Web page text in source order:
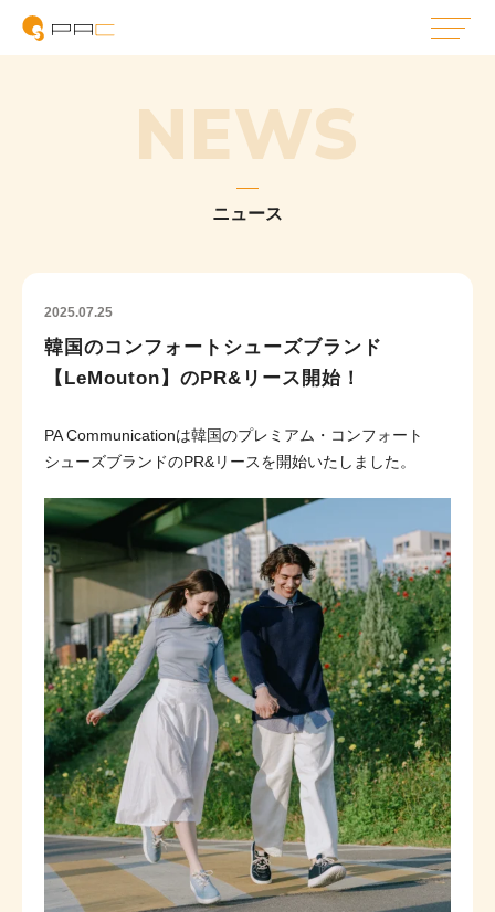
NEWS
ニュース
2025.07.25
韓国のコンフォートシューズブランド
【LeMouton】のPR&リース開始！
PA Communicationは韓国のプレミアム・コンフォート
シューズブランドのPR&リースを開始いたしました。